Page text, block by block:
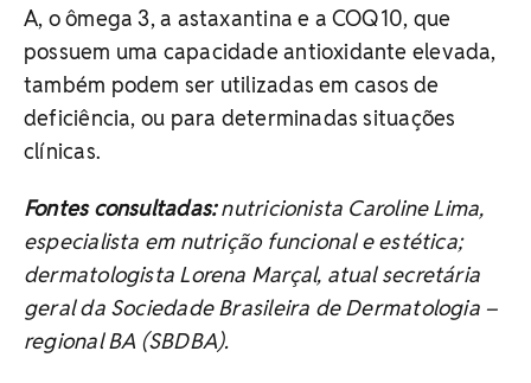
A, o ômega 3, a astaxantina e a COQ10, que
possuem uma capacidade antioxidante elevada,
também podem ser utilizadas em casos de
deficiência, ou para determinadas situações
clínicas.
Fontes consultadas:nutricionista Caroline Lima,
especialista em nutrição funcional e estética;
dermatologista Lorena Marçal, atual secretária
geral da Sociedade Brasileira de Dermatologia –
regional BA (SBDBA).